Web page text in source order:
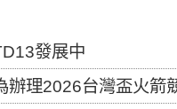
發展中
盃火箭競賽，陸、海、空域警戒及協調